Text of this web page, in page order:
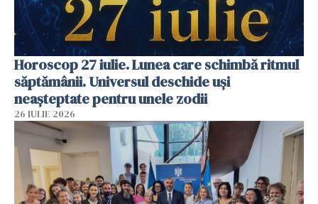
Horoscop 27 iulie. Lunea care schimbă ritmul
săptămânii. Universul deschide uși
neașteptate pentru unele zodii
26 IULIE 2026